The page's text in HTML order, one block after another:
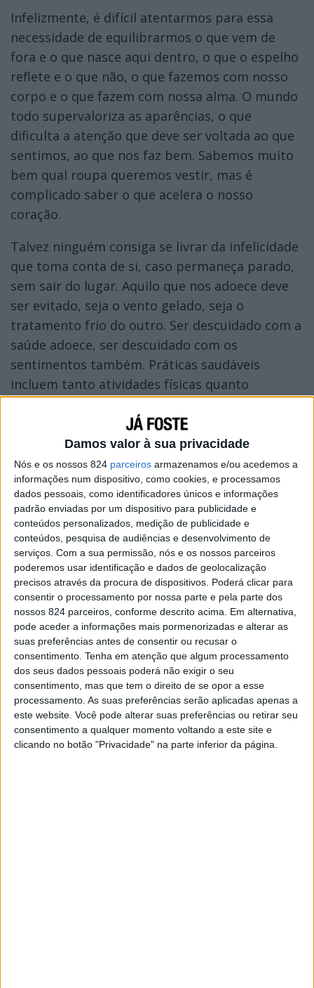
Damos valor à sua privacidade
Nós e os nossos 824 parceiros armazenamos e/ou acedemos a
informações num dispositivo, como cookies, e processamos
dados pessoais, como identificadores únicos e informações
padrão enviadas por um dispositivo para publicidade e
conteúdos personalizados, medição de publicidade e
conteúdos, pesquisa de audiências e desenvolvimento de
serviços. Com a sua permissão, nós e os nossos parceiros
poderemos usar identificação e dados de geolocalização
precisos através da procura de dispositivos. Poderá clicar para
consentir o processamento por nossa parte e pela parte dos
nossos 824 parceiros, conforme descrito acima. Em alternativa,
pode aceder a informações mais pormenorizadas e alterar as
suas preferências antes de consentir ou recusar o
consentimento. Tenha em atenção que algum processamento
dos seus dados pessoais poderá não exigir o seu
consentimento, mas que tem o direito de se opor a esse
processamento. As suas preferências serão aplicadas apenas a
este website. Você pode alterar suas preferências ou retirar seu
consentimento a qualquer momento voltando a este site e
clicando no botão "Privacidade" na parte inferior da página.
Infelizmente, é difícil atentarmos para essa
necessidade de equilibrarmos o que vem de
fora e o que nasce aqui dentro, o que o espelho
reflete e o que não, o que fazemos com nosso
corpo e o que fazem com nossa alma. O mundo
todo supervaloriza as aparências, o que
dificulta a atenção que deve ser voltada ao que
sentimos, ao que nos faz bem. Sabemos muito
bem qual roupa queremos vestir, mas é
complicado saber o que acelera o nosso
coração.
Talvez ninguém consiga se livrar da infelicidade
que toma conta de si, caso permaneça parado,
sem sair do lugar. Aquilo que nos adoece deve
ser evitado, seja o vento gelado, seja o
tratamento frio do outro. Ser descuidado com a
saúde adoece, ser descuidado com os
sentimentos também. Práticas saudáveis
incluem tanto atividades físicas quanto